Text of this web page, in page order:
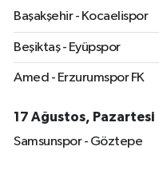
Başakşehir - Kocaelispor
Beşiktaş - Eyüpspor
Amed - Erzurumspor FK
17 Ağustos, Pazartesi
Samsunspor - Göztepe